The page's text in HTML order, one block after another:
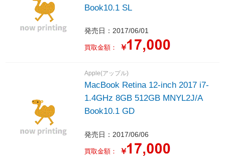
Book10.1 SL
発売日：2017/06/01
買取金額： ￥
Apple(アップル)
MacBook Retina 12-inch 2017 i7-
1.4GHz 8GB 512GB MNYL2J/A
Book10.1 GD
発売日：2017/06/06
買取金額： ￥